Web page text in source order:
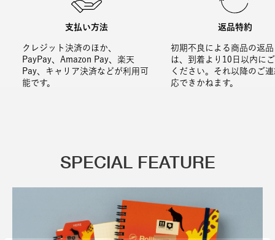
支払い方法
クレジット決済のほか、
PayPay、Amazon Pay、楽天
Pay、キャリア決済などが利用可
能です。
返品特約
初期不良による商品の返
は、到着より10日以内に
ください。それ以降のご
応できかねます。
SPECIAL FEATURE